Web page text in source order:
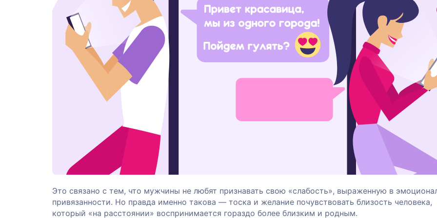
Это связано с тем, что мужчины не любят признавать свою «слабость», выраженную в
привязанности. Но правда именно такова — тоска и желание почувствовать близость человека,
который «на расстоянии» воспринимается гораздо более близким и родным.